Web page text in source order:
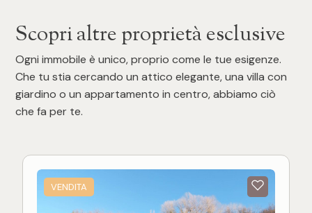
Scopri altre proprietà esclusive
Ogni immobile è unico, proprio come le tue esigenze.
Che tu stia cercando un attico elegante, una villa con
giardino o un appartamento in centro, abbiamo ciò
che fa per te.
VENDITA